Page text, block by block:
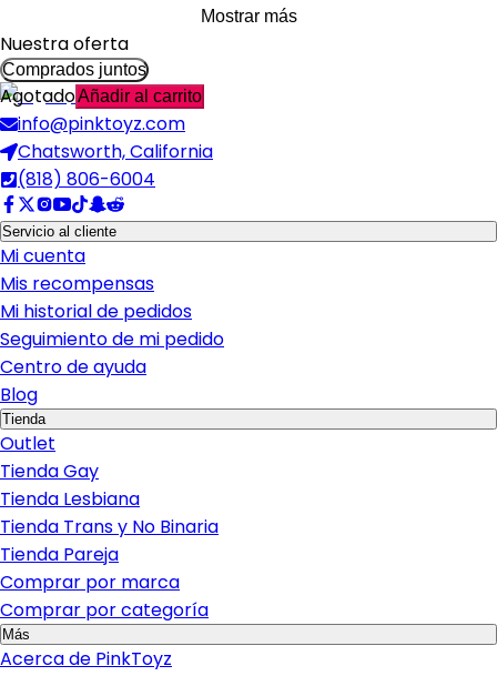
Mostrar más
Nuestra oferta
Comprados juntos
AgotadoAñadir al carrito
info@pinktoyz.com
Chatsworth, California
(818) 806-6004
Servicio al cliente
Mi cuenta
Mis recompensas
Mi historial de pedidos
Seguimiento de mi pedido
Centro de ayuda
Blog
Tienda
Outlet
Tienda Gay
Tienda Lesbiana
Tienda Trans y No Binaria
Tienda Pareja
Comprar por marca
Comprar por categoría
Más
Acerca de PinkToyz